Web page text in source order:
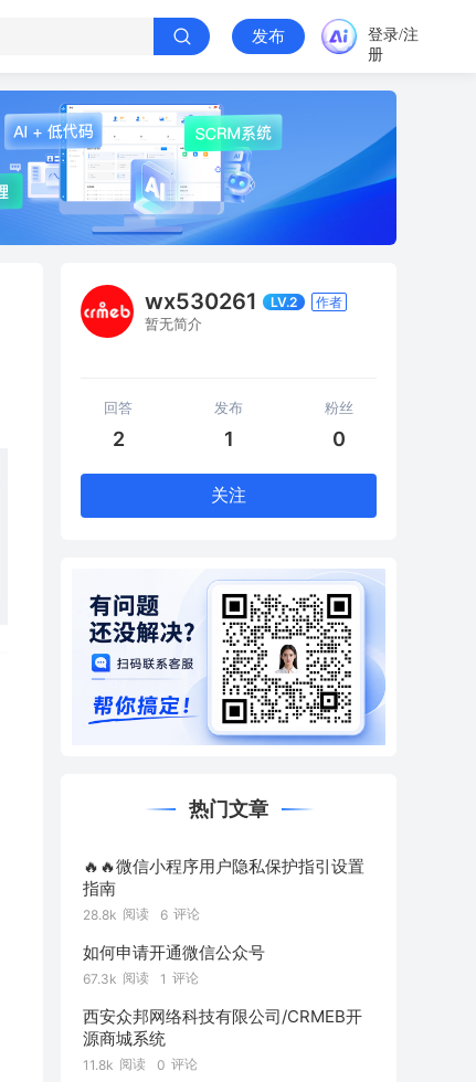
发布
登录/注
册
wx530261 LV.2 作者
暂无简介
回答
2
发布
1
粉丝
0
关注
热门文章
🔥🔥微信小程序用户隐私保护指引设置
指南
28.8k 阅读 6 评论
如何申请开通微信公众号
67.3k 阅读 1 评论
西安众邦网络科技有限公司/CRMEB开
源商城系统
11.8k 阅读 0 评论